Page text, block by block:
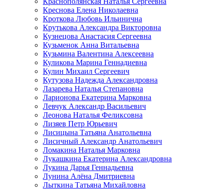
Креснова Елена Николаевна
Кроткова Любовь Ильинична
Крутькова Александра Викторовна
Кузнецова Анастасия Сергеевна
Кузьменок Анна Витальевна
Кузьмина Валентина Алексеевна
Куликова Марина Геннадиевна
Кулин Михаил Сергеевич
Кутузова Надежда Александровна
Лазарева Наталья Степановна
Ларионова Екатерина Марковна
Левчук Александр Васильевич
Леонова Наталья Феликсовна
Лизяев Петр Юрьевич
Лисицына Татьяна Анатольевна
Лисичный Александр Анатольевич
Ломакина Наталья Марковна
Лукашкина Екатерина Александровна
Лукина Дарья Геннадьевна
Лунина Алёна Дмитриевна
Лыткина Татьяна Михайловна